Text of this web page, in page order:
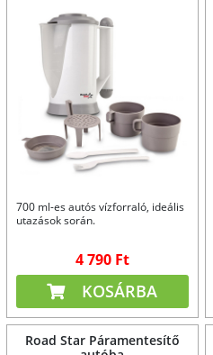
700 ml-es autós vízforraló, ideális
utazások során.
4 790 Ft
KOSÁRBA
Road Star Páramentesítő